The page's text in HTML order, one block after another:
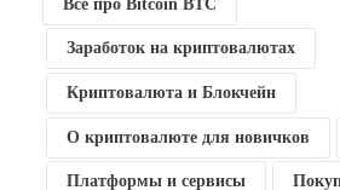
Все про Bitcoin BTC
Заработок на криптовалютах
Криптовалюта и Блокчейн
О криптовалюте для новичков
Платформы и сервисы